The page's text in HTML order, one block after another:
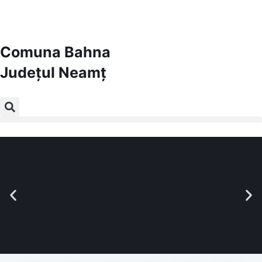
Comuna Bahna
Județul Neamț